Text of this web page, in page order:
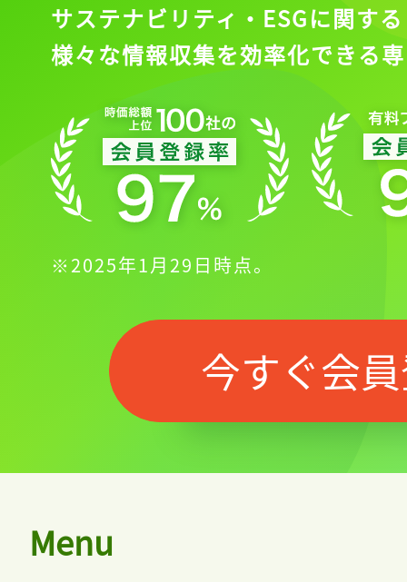
記事をお気に入りに
ログインが必
ログイン
サステナビリティ・ESGに関する
様々な情報収集を効率化できる
※2025年1月29日時点。
今すぐ会
Menu